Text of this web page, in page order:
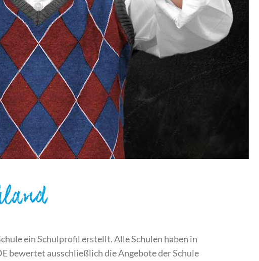
ein Schulprofil erstellt. Alle Schulen haben in
bewertet ausschließlich die Angebote der Schule